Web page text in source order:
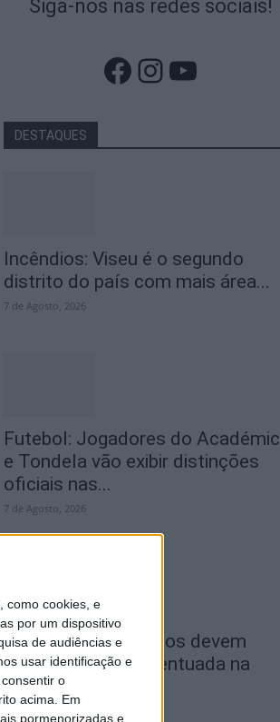
como cookies, e
por um dispositivo
de audiências e
usar identificação e
o
acima. Em
pormenorizadas e
Siga-nos nas redes sociais!
Facebook
Instagram
YouTube
DESTAQUES
Incêndios: Viseu é o segundo
distrito do país com mais área...
7 de Agosto, 2026
Futebol: Jogadores do
e Tondela vão exibir distinções
oficiais nas...
7 de Agosto, 2026
Combustíveis: Preços devem
baixar de forma acentuada na
próxima semana
7 de Agosto, 2026